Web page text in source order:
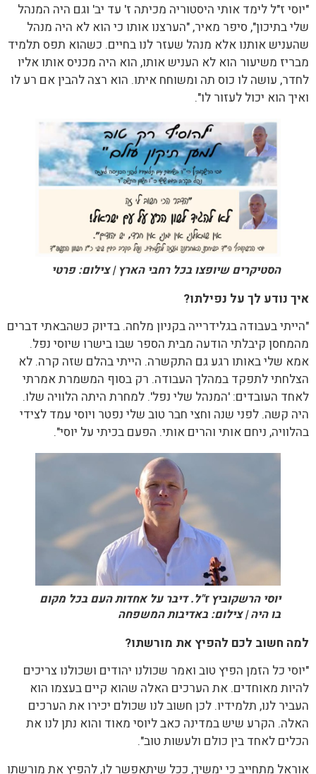
"יוסי ז"ל לימד אותי היסטוריה מכיתה ז' עד יב' וגם היה המנהל
שלי בתיכון", סיפר מאיר, "הערצנו אותו כי הוא לא היה מנהל
שהעניש אותנו אלא מנהל שעזר לנו בחיים. כשהוא תפס תלמיד
מבריז משיעור הוא לא העניש אותו, הוא היה מכניס אותו אליו
לחדר, עושה לו כוס תה ומשוחח איתו. הוא רצה להבין אם רע לו
ואיך הוא יכול לעזור לו".
הסטיקרים שיופצו בכל רחבי הארץ | צילום: פרטי
איך נודע לך על נפילתו?
"הייתי בעבודה בגלידרייה בקניון מלחה. בדיוק כשהבאתי דברים
מהמחסן קיבלתי הודעה מבית הספר שבו בישרו שיוסי נפל.
אמא שלי באותו רגע גם התקשרה. הייתי בהלם שזה קרה. לא
הצלחתי לתפקד במהלך העבודה. רק בסוף המשמרת אמרתי
לאחד העובדים: 'המנהל שלי נפל'. למחרת היתה הלוויה שלו.
היה קשה. לפני שנה וחצי חבר טוב שלי נפטר ויוסי עמד לצידי
בהלוויה, ניחם אותי והרים אותי. הפעם בכיתי על יוסי".
יוסי הרשקוביץ ז"ל. דיבר על אחדות העם בכל מקום
בו היה | צילום: באדיבות המשפחה
למה חשוב לכם להפיץ את מורשתו?
"יוסי כל הזמן הפיץ טוב ואמר שכולנו יהודים ושכולנו צריכים
להיות מאוחדים. את הערכים האלה שהוא קיים בעצמו הוא
העביר לנו, תלמידיו. לכן חשוב לנו שכולם יכירו את הערכים
האלה. הקרע שיש במדינה כאב ליוסי מאוד והוא נתן לנו את
הכלים לאחד בין כולם ולעשות טוב".
אוראל מתחייב כי ימשיך, ככל שיתאפשר לו, להפיץ את מורשתו